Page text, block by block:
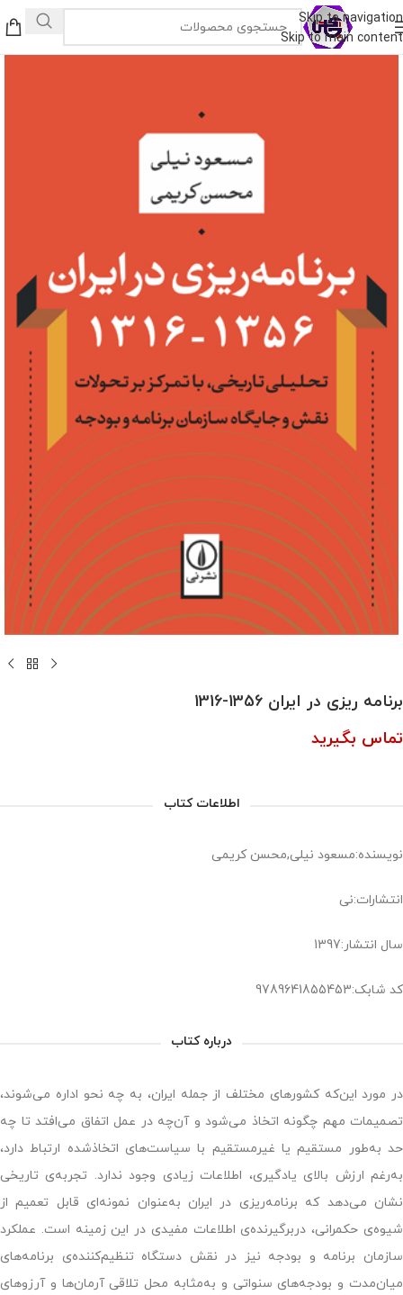
Skip to navigation
Skip to main content
برنامه ریزی در ایران 1356-1316
تماس بگیرید
اطلاعات کتاب
نویسنده:مسعود نیلی,محسن کریمی
انتشارات:نی
سال انتشار:1397
کد شابک:9789641855453
درباره کتاب
در مورد این‌که کشورهای مختلف از جمله ایران، به چه نحو اداره می‌شوند،
تصمیمات مهم چگونه اتخاذ می‌شود و آن‌چه در عمل اتفاق می‌افتد تا چه
حد به‌طور مستقیم یا غیرمستقیم با سیاست‌های اتخاذشده ارتباط دارد،
به‌رغم ارزش بالای یادگیری، اطلاعات زیادی وجود ندارد. تجربه‌ی تاریخی
نشان می‌دهد که برنامه‌ریزی در ایران به‌عنوان نمونه‌ای قابل تعمیم از
شیوه‌ی حکمرانی، دربرگیرنده‌ی اطلاعات مفیدی در این زمینه است. عملکرد
سازمان برنامه و بودجه نیز در نقش دستگاه تنظیم‌کننده‌ی برنامه‌های
میان‌مدت و بودجه‌های سنواتی و به‌مثابه محل تلاقی آرمان‌ها و آرزوهای